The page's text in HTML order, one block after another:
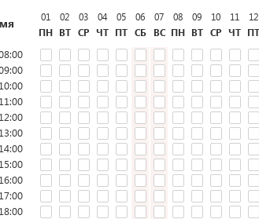
01
ПН
02
ВТ
03
СР
04
ЧТ
05
ПТ
06
СБ
07
ВС
08
ПН
09
ВТ
10
СР
11
ЧТ
12
ПТ